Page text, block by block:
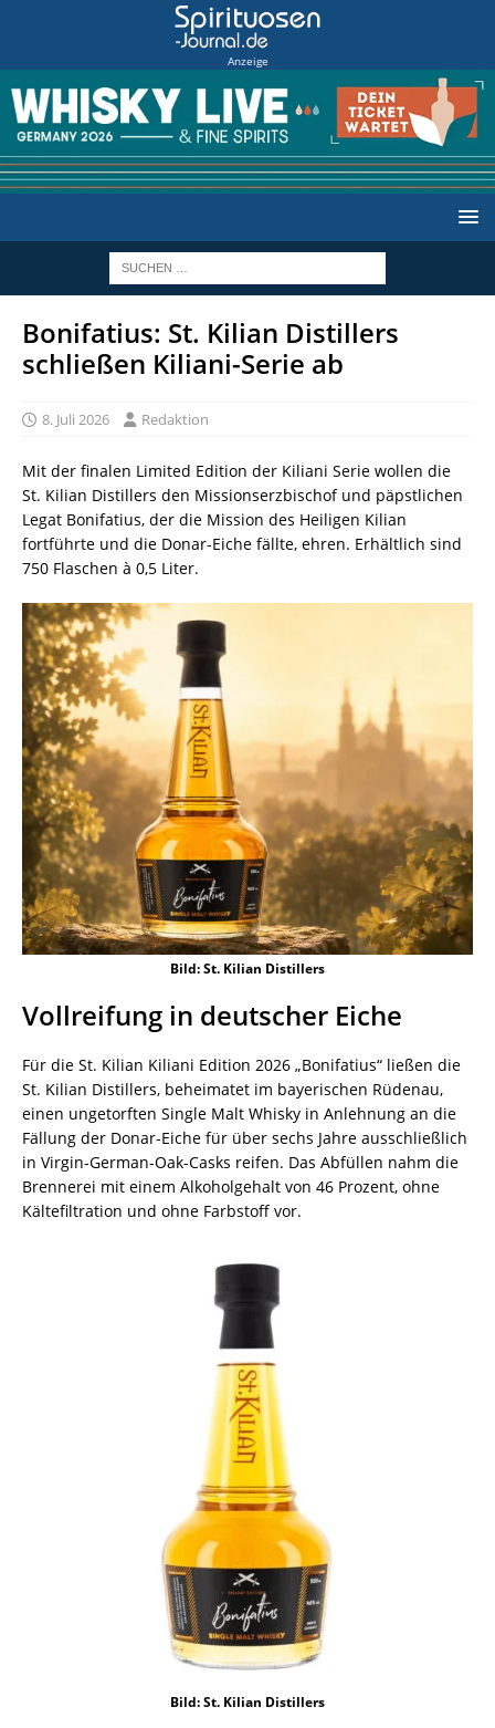
Anzeige
Bonifatius: St. Kilian Distillers
schließen Kiliani-Serie ab
8. Juli 2026 Redaktion
Mit der finalen Limited Edition der Kiliani Serie wollen die
St. Kilian Distillers den Missionserzbischof und päpstlichen
Legat Bonifatius, der die Mission des Heiligen Kilian
fortführte und die Donar-Eiche fällte, ehren. Erhältlich sind
750 Flaschen à 0,5 Liter.
Bild: St. Kilian Distillers
Vollreifung in deutscher Eiche
Für die St. Kilian Kiliani Edition 2026 „Bonifatius“ ließen die
St. Kilian Distillers, beheimatet im bayerischen Rüdenau,
einen ungetorften Single Malt Whisky in Anlehnung an die
Fällung der Donar-Eiche für über sechs Jahre ausschließlich
in Virgin-German-Oak-Casks reifen. Das Abfüllen nahm die
Brennerei mit einem Alkoholgehalt von 46 Prozent, ohne
Kältefiltration und ohne Farbstoff vor.
Bild: St. Kilian Distillers